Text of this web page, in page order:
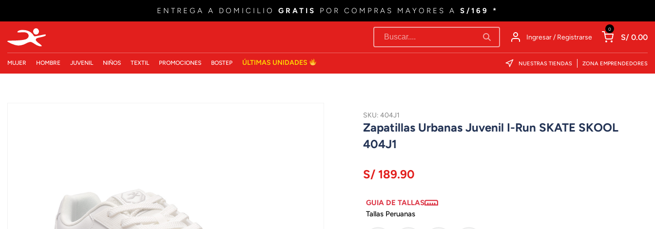
ENTREGA A DOMICILIO GRATIS POR COMPRAS MAYORES A S/169 *
Ingresar / Registrarse
0
S/ 0.00
MUJER HOMBRE JUVENIL NIÑOS TEXTIL PROMOCIONES BOSTEP ÚLTIMAS UNIDADES NUESTRAS TIENDAS ZONA EMPRENDEDORES
SKU: 404J1
Zapatillas Urbanas Juvenil I-Run SKATE SKOOL
404J1
S/ 189.90
GUIA DE TALLAS
Tallas Peruanas